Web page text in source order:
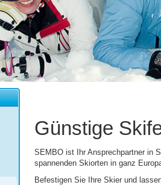
Günstige
SEMBO ist Ihr Ansprechpartner in
spannenden Skiorten in ganz
Befestigen Sie Ihre Skier und